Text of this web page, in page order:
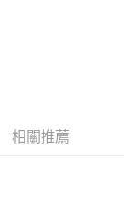
相關推薦